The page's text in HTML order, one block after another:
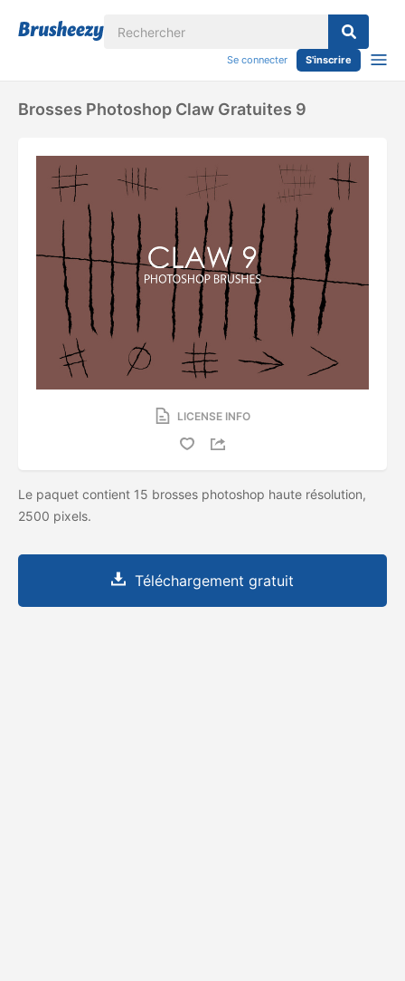
Se connecter S'inscrire
Brosses Photoshop Claw Gratuites 9
LICENSE INFO
Le paquet contient 15 brosses photoshop haute résolution,
2500 pixels.
Téléchargement gratuit